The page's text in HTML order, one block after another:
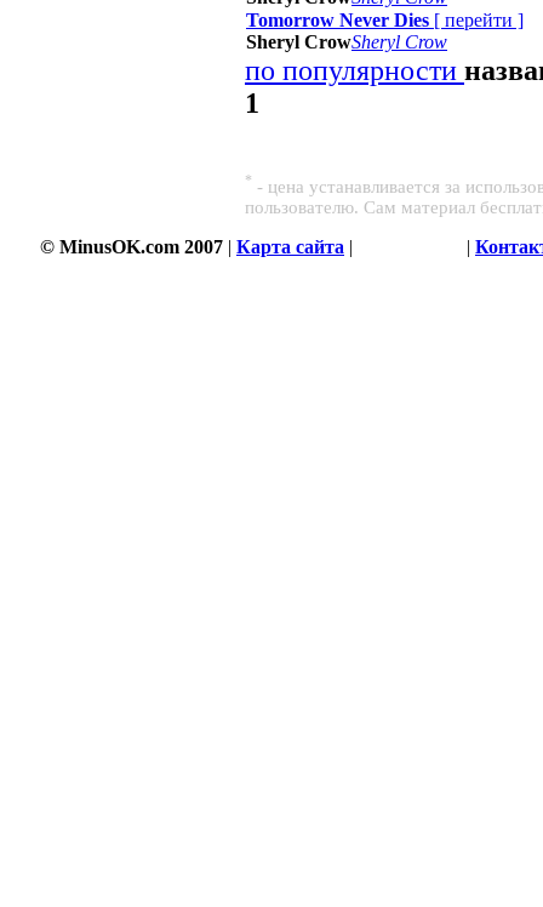
Tomorrow Never Dies [ перейти ]
Sheryl CrowSheryl Crow
по популярности
1
* - цена устанавливается за
пользователю. Сам материал
© MinusOK.com 2007 | Карта сайта | |